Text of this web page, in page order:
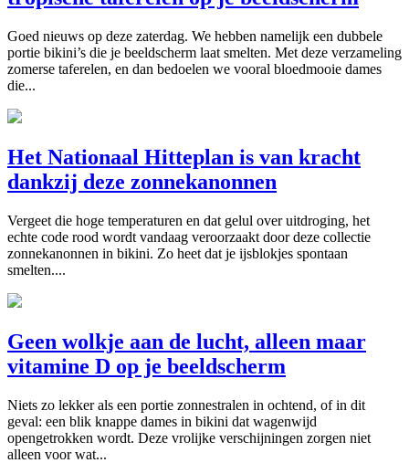
Goed nieuws op deze zaterdag. We hebben namelijk een dubbele
portie bikini’s die je beeldscherm laat smelten. Met deze verzameling
zomerse taferelen, en dan bedoelen we vooral bloedmooie dames
die...
Het Nationaal Hitteplan is van kracht
dankzij deze zonnekanonnen
Vergeet die hoge temperaturen en dat gelul over uitdroging, het
echte code rood wordt vandaag veroorzaakt door deze collectie
zonnekanonnen in bikini. Zo heet dat je ijsblokjes spontaan
smelten....
Geen wolkje aan de lucht, alleen maar
vitamine D op je beeldscherm
Niets zo lekker als een portie zonnestralen in ochtend, of in dit
geval: een blik knappe dames in bikini dat wagenwijd
opengetrokken wordt. Deze vrolijke verschijningen zorgen niet
alleen voor wat...